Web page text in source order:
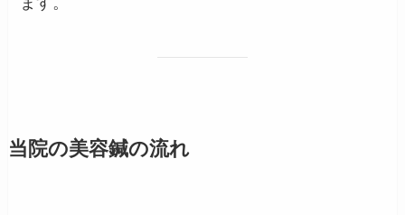
当院の美容鍼の流れ